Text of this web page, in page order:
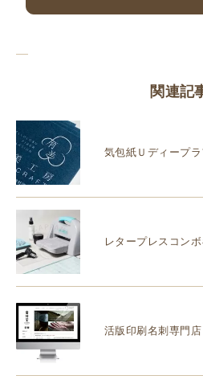
関連記
気包紙Ｕディープラ
レタープレスコン
活版印刷名刺専門